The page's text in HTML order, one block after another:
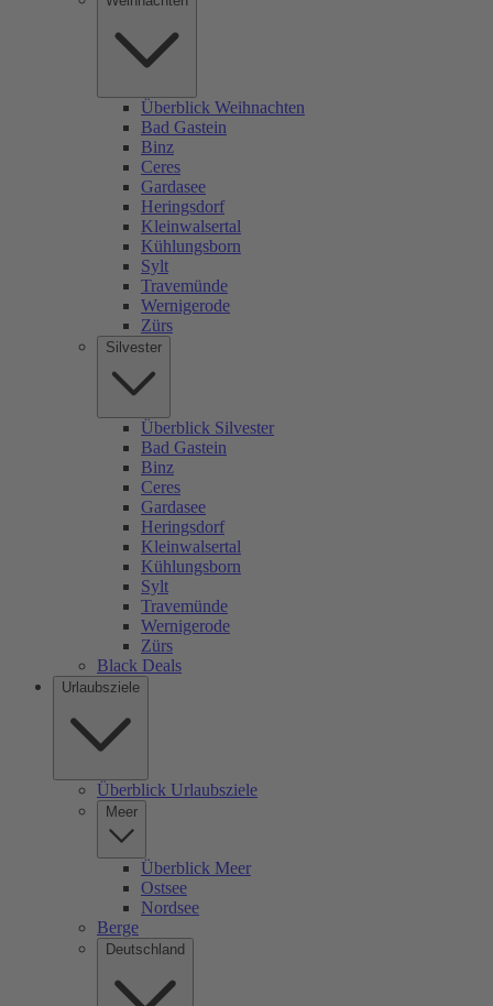
Überblick Weihnachten
Bad Gastein
Binz
Ceres
Gardasee
Heringsdorf
Kleinwalsertal
Kühlungsborn
Sylt
Travemünde
Wernigerode
Zürs
Silvester
Überblick Silvester
Bad Gastein
Binz
Ceres
Gardasee
Heringsdorf
Kleinwalsertal
Kühlungsborn
Sylt
Travemünde
Wernigerode
Zürs
Black Deals
Urlaubsziele
Überblick Urlaubsziele
Meer
Überblick Meer
Ostsee
Nordsee
Berge
Deutschland